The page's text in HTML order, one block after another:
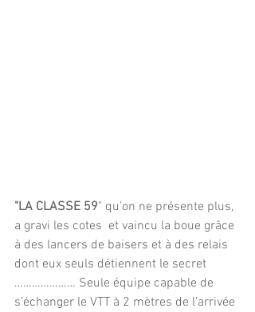
"LA CLASSE 59" qu’on ne présente plus,
a gravi les cotes  et vaincu la boue grâce
à des lancers de baisers et à des relais
dont eux seuls détiennent le secret
………………… Seule équipe capable de
s’échanger le VTT à 2 mètres de l’arrivée